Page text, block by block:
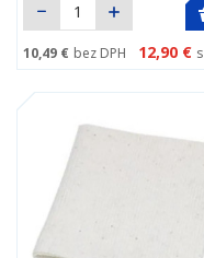
10,49 € bez DPH 12,90 €